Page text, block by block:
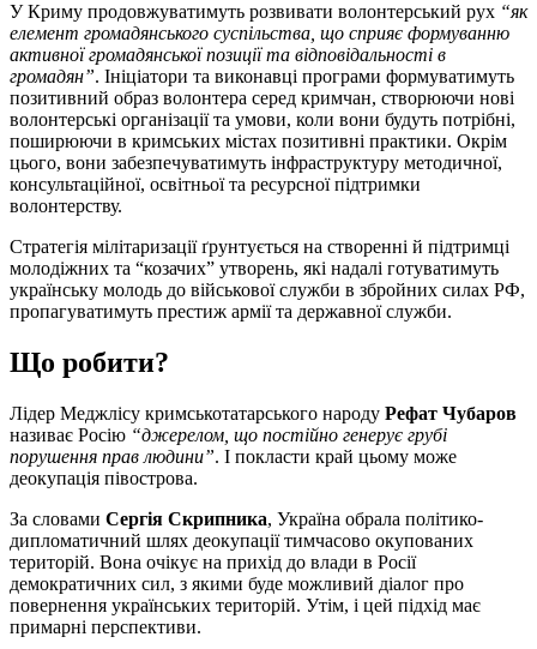
У Криму продовжуватимуть розвивати волонтерський рух “як
елемент громадянського суспільства, що сприяє формуванню
активної громадянської позиції та відповідальності в
громадян”. Ініціатори та виконавці програми формуватимуть
позитивний образ волонтера серед кримчан, створюючи нові
волонтерські організації та умови, коли вони будуть потрібні,
поширюючи в кримських містах позитивні практики. Окрім
цього, вони забезпечуватимуть інфраструктуру методичної,
консультаційної, освітньої та ресурсної підтримки
волонтерству.
Стратегія мілітаризації ґрунтується на створенні й підтримці
молодіжних та “козачих” утворень, які надалі готуватимуть
українську молодь до військової служби в збройних силах РФ,
пропагуватимуть престиж армії та державної служби.
Що робити?
Лідер Меджлісу кримськотатарського народу Рефат Чубаров
називає Росію “джерелом, що постійно генерує грубі
порушення прав людини”. І покласти край цьому може
деокупація півострова.
За словами Сергія Скрипника, Україна обрала політико-
дипломатичний шлях деокупації тимчасово окупованих
територій. Вона очікує на прихід до влади в Росії
демократичних сил, з якими буде можливий діалог про
повернення українських територій. Утім, і цей підхід має
примарні перспективи.